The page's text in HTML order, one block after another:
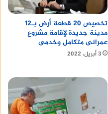
تخصيص 20 قطعة أرض بـ12
مدينة جديدة لإقامة مشروع
عمرانى متكامل وخدمى
3 أبريل، 2022